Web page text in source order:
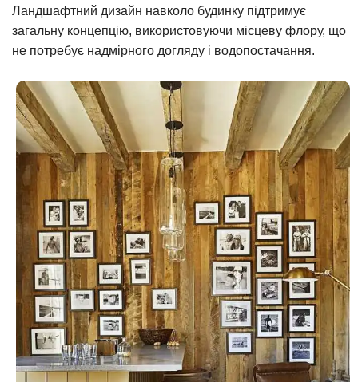
Ландшафтний дизайн навколо будинку підтримує
загальну концепцію, використовуючи місцеву флору, що
не потребує надмірного догляду і водопостачання.